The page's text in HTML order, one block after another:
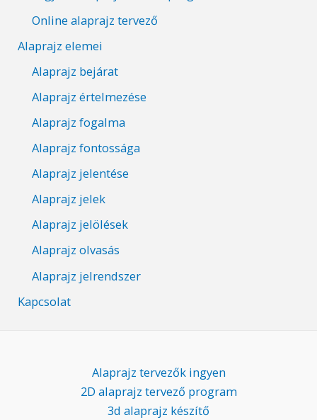
Online alaprajz tervező
Alaprajz elemei
Alaprajz bejárat
Alaprajz értelmezése
Alaprajz fogalma
Alaprajz fontossága
Alaprajz jelentése
Alaprajz jelek
Alaprajz jelölések
Alaprajz olvasás
Alaprajz jelrendszer
Kapcsolat
Alaprajz tervezők ingyen
2D alaprajz tervező program
3d alaprajz készítő